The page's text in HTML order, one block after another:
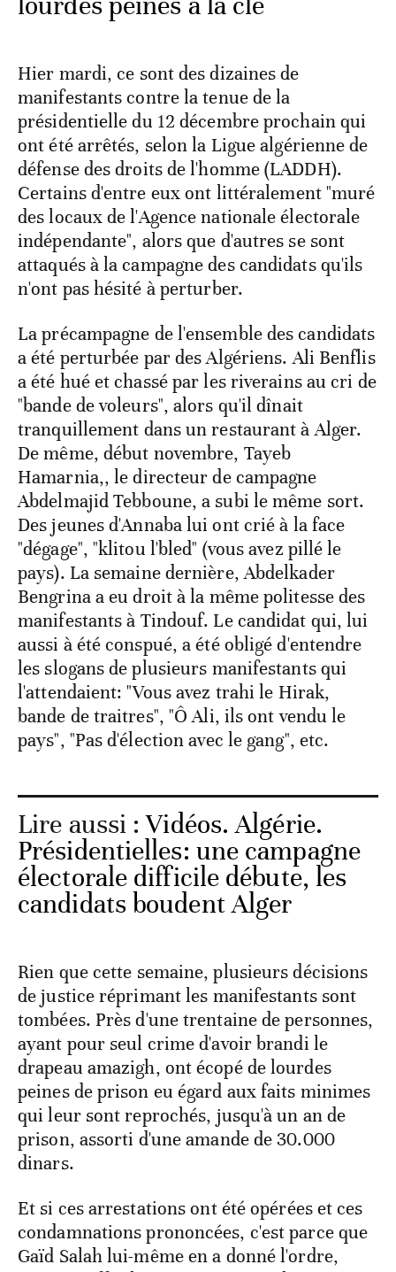
Hier mardi, ce sont des dizaines de
manifestants contre la tenue de la
présidentielle du 12 décembre prochain qui
ont été arrêtés, selon la Ligue algérienne de
défense des droits de l'homme (LADDH).
Certains d'entre eux ont littéralement "muré
des locaux de l'Agence nationale électorale
indépendante", alors que d'autres se sont
attaqués à la campagne des candidats qu'ils
n'ont pas hésité à perturber.
La précampagne de l'ensemble des candidats
a été perturbée par des Algériens. Ali Benflis
a été hué et chassé par les riverains au cri de
"bande de voleurs", alors qu'il dînait
tranquillement dans un restaurant à Alger.
De même, début novembre, Tayeb
Hamarnia,, le directeur de campagne
Abdelmajid Tebboune, a subi le même sort.
Des jeunes d'Annaba lui ont crié à la face
"dégage", "klitou l'bled" (vous avez pillé le
pays). La semaine dernière, Abdelkader
Bengrina a eu droit à la même politesse des
manifestants à Tindouf. Le candidat qui, lui
aussi à été conspué, a été obligé d'entendre
les slogans de plusieurs manifestants qui
l'attendaient: "Vous avez trahi le Hirak,
bande de traitres", "Ô Ali, ils ont vendu le
pays", "Pas d'élection avec le gang", etc.
Lire aussi :Vidéos. Algérie.
Présidentielles: une campagne
électorale difficile débute, les
candidats boudent Alger
Rien que cette semaine, plusieurs décisions
de justice réprimant les manifestants sont
tombées. Près d'une trentaine de personnes,
ayant pour seul crime d'avoir brandi le
drapeau amazigh, ont écopé de lourdes
peines de prison eu égard aux faits minimes
qui leur sont reprochés, jusqu'à un an de
prison, assorti d'une amande de 30.000
dinars.
Et si ces arrestations ont été opérées et ces
condamnations prononcées, c'est parce que
Gaïd Salah lui-même en a donné l'ordre,